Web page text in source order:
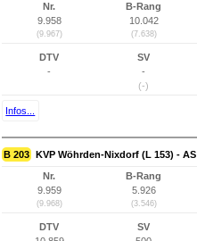
Nr.
9.958
(9.967)
B-Rang
10.042
(7.638)
DTV
-
SV
-
(-)
Infos...
B 203 KVP Wöhrden-Nixdorf (L 153) -
Nr.
9.959
(9.968)
B-Rang
5.926
(3.546)
DTV
SV